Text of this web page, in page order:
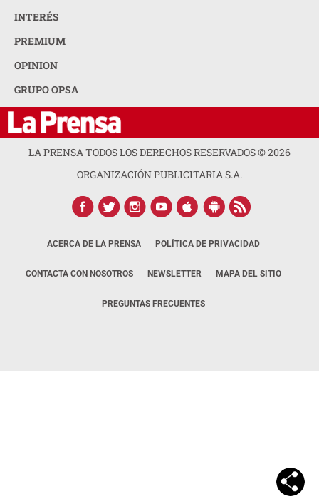
INTERÉS
PREMIUM
OPINION
GRUPO OPSA
LA PRENSA TODOS LOS DERECHOS RESERVADOS ©2026
ORGANIZACIÓN PUBLICITARIA S.A.
ACERCA DE LA PRENSA POLÍTICA DE PRIVACIDAD
CONTACTA CON NOSOTROS NEWSLETTER MAPA DEL SITIO
PREGUNTAS FRECUENTES